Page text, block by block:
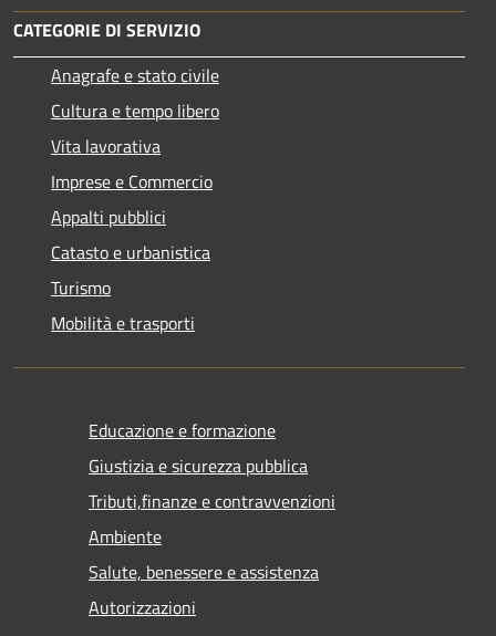
CATEGORIE DI SERVIZIO
Anagrafe e stato civile
Cultura e tempo libero
Vita lavorativa
Imprese e Commercio
Appalti pubblici
Catasto e urbanistica
Turismo
Mobilità e trasporti
Educazione e formazione
Giustizia e sicurezza pubblica
Tributi,finanze e contravvenzioni
Ambiente
Salute, benessere e assistenza
Autorizzazioni